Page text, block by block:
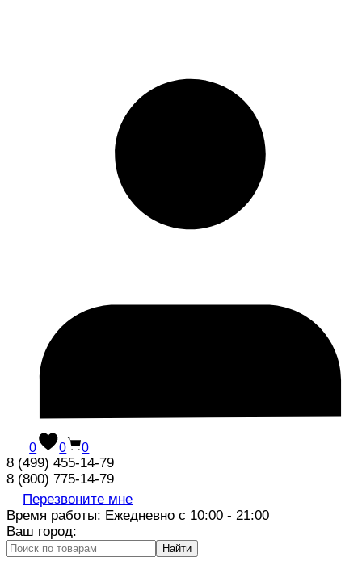
0 0 0
8 (499) 455-14-79
8 (800) 775-14-79
Перезвоните мне
Время работы: Ежедневно с 10:00 - 21:00
Ваш город:
Найти